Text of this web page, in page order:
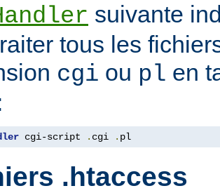
suivante
tous les
cgi ou pl en
cgi-script . cgi . pl
.htaccess